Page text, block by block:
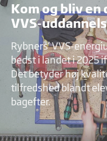
Kom og bliv en
VVS-
Rybners’ VVS-
bedst i landet i 2025
Det betyder høj
tilfredshed blandt
bagefter.